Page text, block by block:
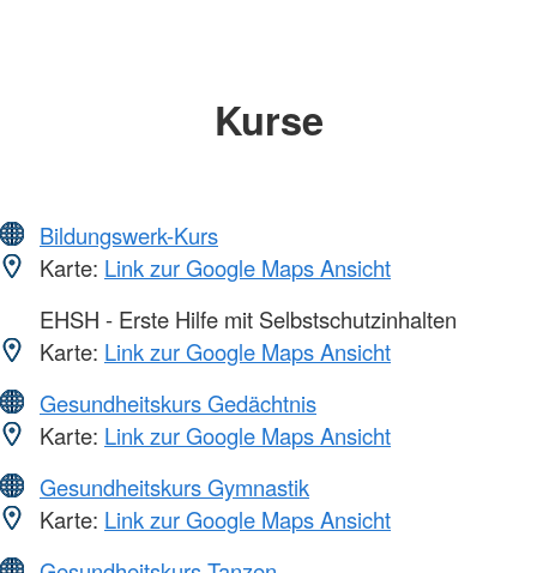
Kurse
Bildungswerk-Kurs
Karte: Link zur Google Maps Ansicht
EHSH - Erste Hilfe mit Selbstschutzinhalten
Karte: Link zur Google Maps Ansicht
Gesundheitskurs Gedächtnis
Karte: Link zur Google Maps Ansicht
Gesundheitskurs Gymnastik
Karte: Link zur Google Maps Ansicht